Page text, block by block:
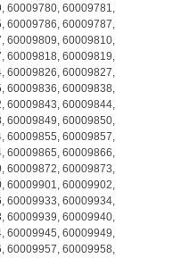
60009780, 60009781,
60009786, 60009787,
60009809, 60009810,
60009818, 60009819,
60009826, 60009827,
60009836, 60009838,
60009843, 60009844,
60009849, 60009850,
60009855, 60009857,
60009865, 60009866,
60009872, 60009873,
60009901, 60009902,
60009933, 60009934,
60009939, 60009940,
60009945, 60009949,
60009957, 60009958,